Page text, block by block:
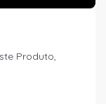
Produto,